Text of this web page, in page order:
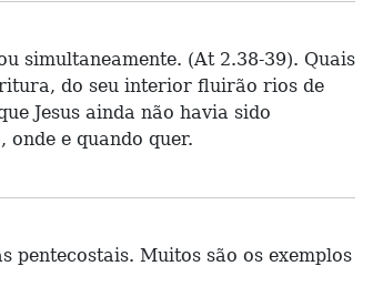
simultaneamente. (At 2.38-39). Quais
do seu interior fluirão rios de
Jesus ainda não havia sido
onde e quando quer.
pentecostais. Muitos são os exemplos